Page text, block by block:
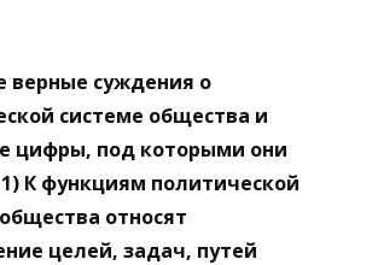
верные суждения о
системе общества и
цифры, под которыми они
К функциям политической
относят
целей, задач, путей